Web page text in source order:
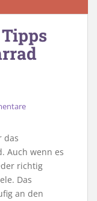
das
Auch wenn es
richtig
Das
an den